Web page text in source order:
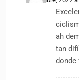
ah
tan
donde